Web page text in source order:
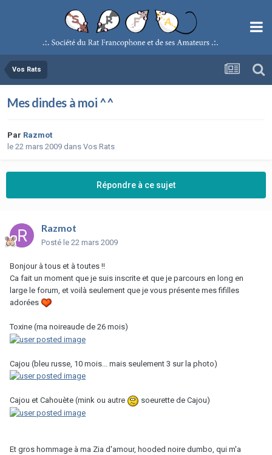
Vos Rats
Mes dindes à moi ^^
Par Razmot
le 22 mars 2009 dans Vos Rats
Répondre à ce sujet
Razmot
Posté le 22 mars 2009
Bonjour à tous et à toutes !!
Ca fait un moment que je suis inscrite et que je parcours en long en
large le forum, et voilà seulement que je vous présente mes fifilles
adorées
Toxine (ma noireaude de 26 mois)
Cajou (bleu russe, 10 mois... mais seulement 3 sur la photo)
Cajou et Cahouète (mink ou autre soeurette de Cajou)
Et gros hommage à ma Zia d'amour, hooded noire dumbo, qui m'a